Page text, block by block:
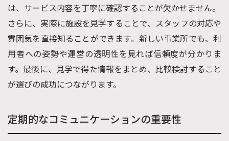
は、サービス内容を丁寧に確認することが欠かせません。
さらに、実際に施設を見学することで、スタッフの対応や
雰囲気を直接知ることができます。新しい事業所でも、利
用者への姿勢や運営の透明性を見れば信頼度が分かりま
す。最後に、見学で得た情報をまとめ、比較検討すること
が選びの成功につながります。
定期的なコミュニケーションの重要性